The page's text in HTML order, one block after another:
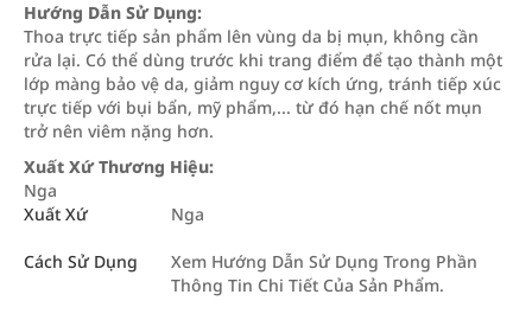
Hướng Dẫn Sử Dụng:
Thoa trực tiếp sản phẩm lên vùng da bị mụn, không cần
rửa lại. Có thể dùng trước khi trang điểm để tạo thành một
lớp màng bảo vệ da, giảm nguy cơ kích ứng, tránh tiếp xúc
trực tiếp với bụi bẩn, mỹ phẩm,... từ đó hạn chế nốt mụn
trở nên viêm nặng hơn.
Xuất Xứ Thương Hiệu:
Nga
Xuất Xứ
Nga
Cách Sử Dụng
Xem Hướng Dẫn Sử Dụng Trong Phần
Thông Tin Chi Tiết Của Sản Phẩm.